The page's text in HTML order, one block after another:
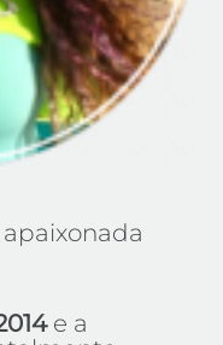
apaixonada
e a